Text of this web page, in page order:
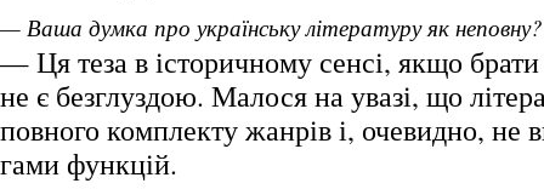
— Ваша думка про українську літературу як неповну?
— Ця теза в історичному сенсі, якщо брати
не є безглуздою. Малося на увазі, що
повного комплекту жанрів і, очевидно, не
гами функцій.